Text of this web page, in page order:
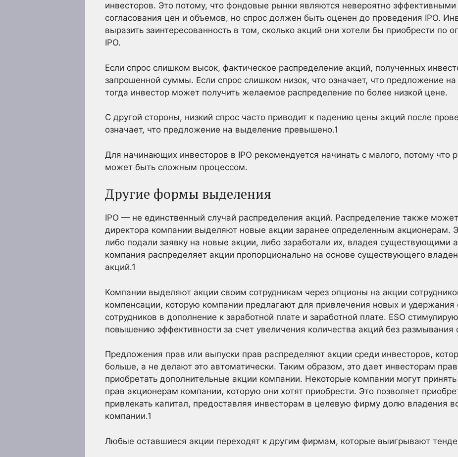
инвесторов. Это потому, что фондовые рынки являются невероятно
согласования цен и объемов, но спрос должен быть оценен до проведения IPO.
выразить заинтересованность в том, сколько акций они хотели бы приобрести по
IPO.
Если спрос слишком высок, фактическое распределение акций, полученных
запрошенной суммы. Если спрос слишком низок, что означает, что предложение на
тогда инвестор может получить желаемое распределение по более низкой цене.
С другой стороны, низкий спрос часто приводит к падению цены акций после
означает, что предложение на выделение превышено.1
Для начинающих инвесторов в IPO рекомендуется начинать с малого, потому что
может быть сложным процессом.
Другие формы выделения
IPO — не единственный случай распределения акций. Распределение также может
директора компании выделяют новые акции заранее определенным акционерам.
либо подали заявку на новые акции, либо заработали их, владея существующими
компания распределяет акции пропорционально на основе существующего
акций.1
Компании выделяют акции своим сотрудникам через опционы на акции
компенсации, которую компании предлагают для привлечения новых и
сотрудников в дополнение к заработной плате и заработной плате. ESO
повышению эффективности за счет увеличения количества акций без размывания
Предложения прав или выпуски прав распределяют акции среди инвесторов,
больше, а не делают это автоматически. Таким образом, это дает инвесторам
приобретать дополнительные акции компании. Некоторые компании могут
прав акционерам компании, которую они хотят приобрести. Это позволяет
привлекать капитал, предоставляя инвесторам в целевую фирму долю владения
компании.1
Любые оставшиеся акции переходят к другим фирмам, которые выигрывают